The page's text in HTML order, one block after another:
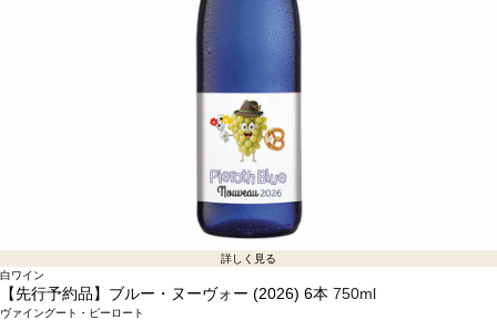
詳しく見る
白ワイン
【先行予約品】ブルー・ヌーヴォー (2026) 6本 750ml
ヴァイングート・ピーロート